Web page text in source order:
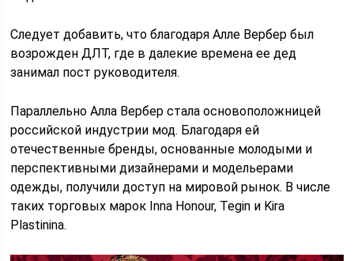
Следует добавить, что благодаря Алле Вербер был
возрожден ДЛТ, где в далекие времена ее дед
занимал пост руководителя.
Параллельно Алла Вербер стала основоположницей
российской индустрии мод. Благодаря ей
отечественные бренды, основанные молодыми и
перспективными дизайнерами и модельерами
одежды, получили доступ на мировой рынок. В числе
таких торговых марок Inna Honour, Tegin и Kira
Plastinina.